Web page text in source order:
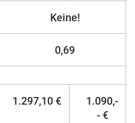
Keine!
0,69
1.297,10 €
1.090,-
- €